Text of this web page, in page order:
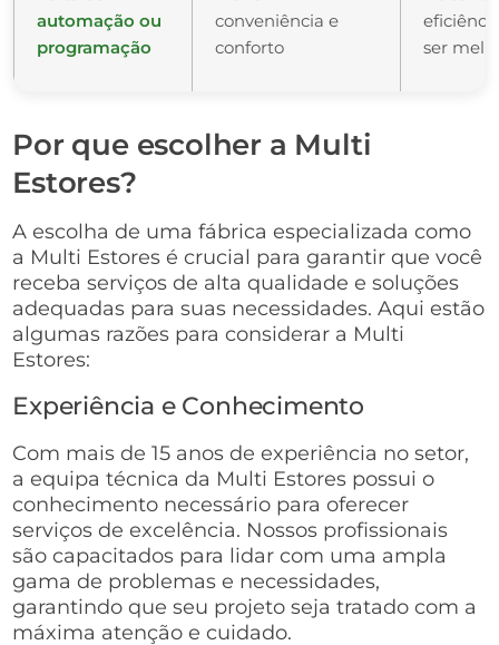
automação ou
programação
conveniência e
conforto
ser
Por que escolher a Multi
Estores?
A escolha de uma fábrica especializada como
a Multi Estores é crucial para garantir que você
receba serviços de alta qualidade e soluções
adequadas para suas necessidades. Aqui estão
algumas razões para considerar a Multi
Estores:
Experiência e Conhecimento
Com mais de 15 anos de experiência no setor,
a equipa técnica da Multi Estores possui o
conhecimento necessário para oferecer
serviços de excelência. Nossos profissionais
são capacitados para lidar com uma ampla
gama de problemas e necessidades,
garantindo que seu projeto seja tratado com a
máxima atenção e cuidado.